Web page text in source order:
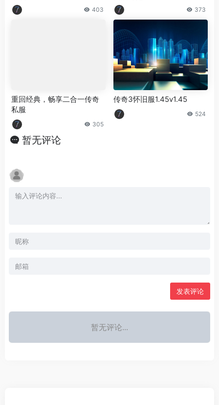
403 373
重回经典，畅享二合一传奇
私服
305
传奇3怀旧服1.45v1.45
524
暂无评论
发表评论
暂无评论...